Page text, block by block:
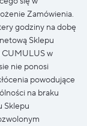
Zamówienia.
godziny na dobę
Sklepu
CUMULUS w
nie ponosi
powodujące
na braku
Sklepu